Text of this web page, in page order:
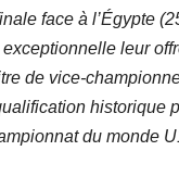
face à l’Égypte
leur
de vice-
historique
du monde